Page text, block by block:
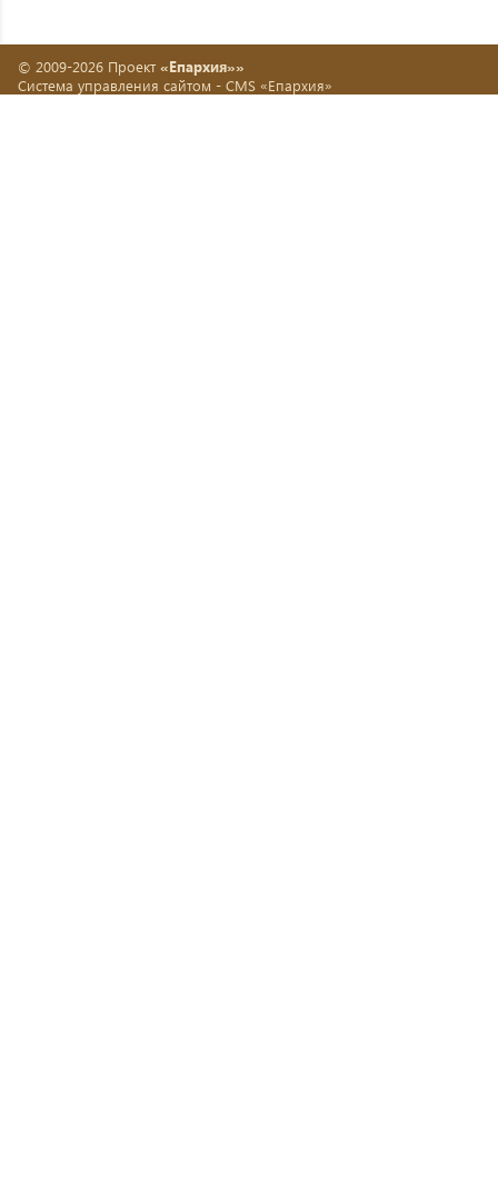
© 2009-2026 Проект «Епархия»»
Система управления сайтом - CMS «Епархия»